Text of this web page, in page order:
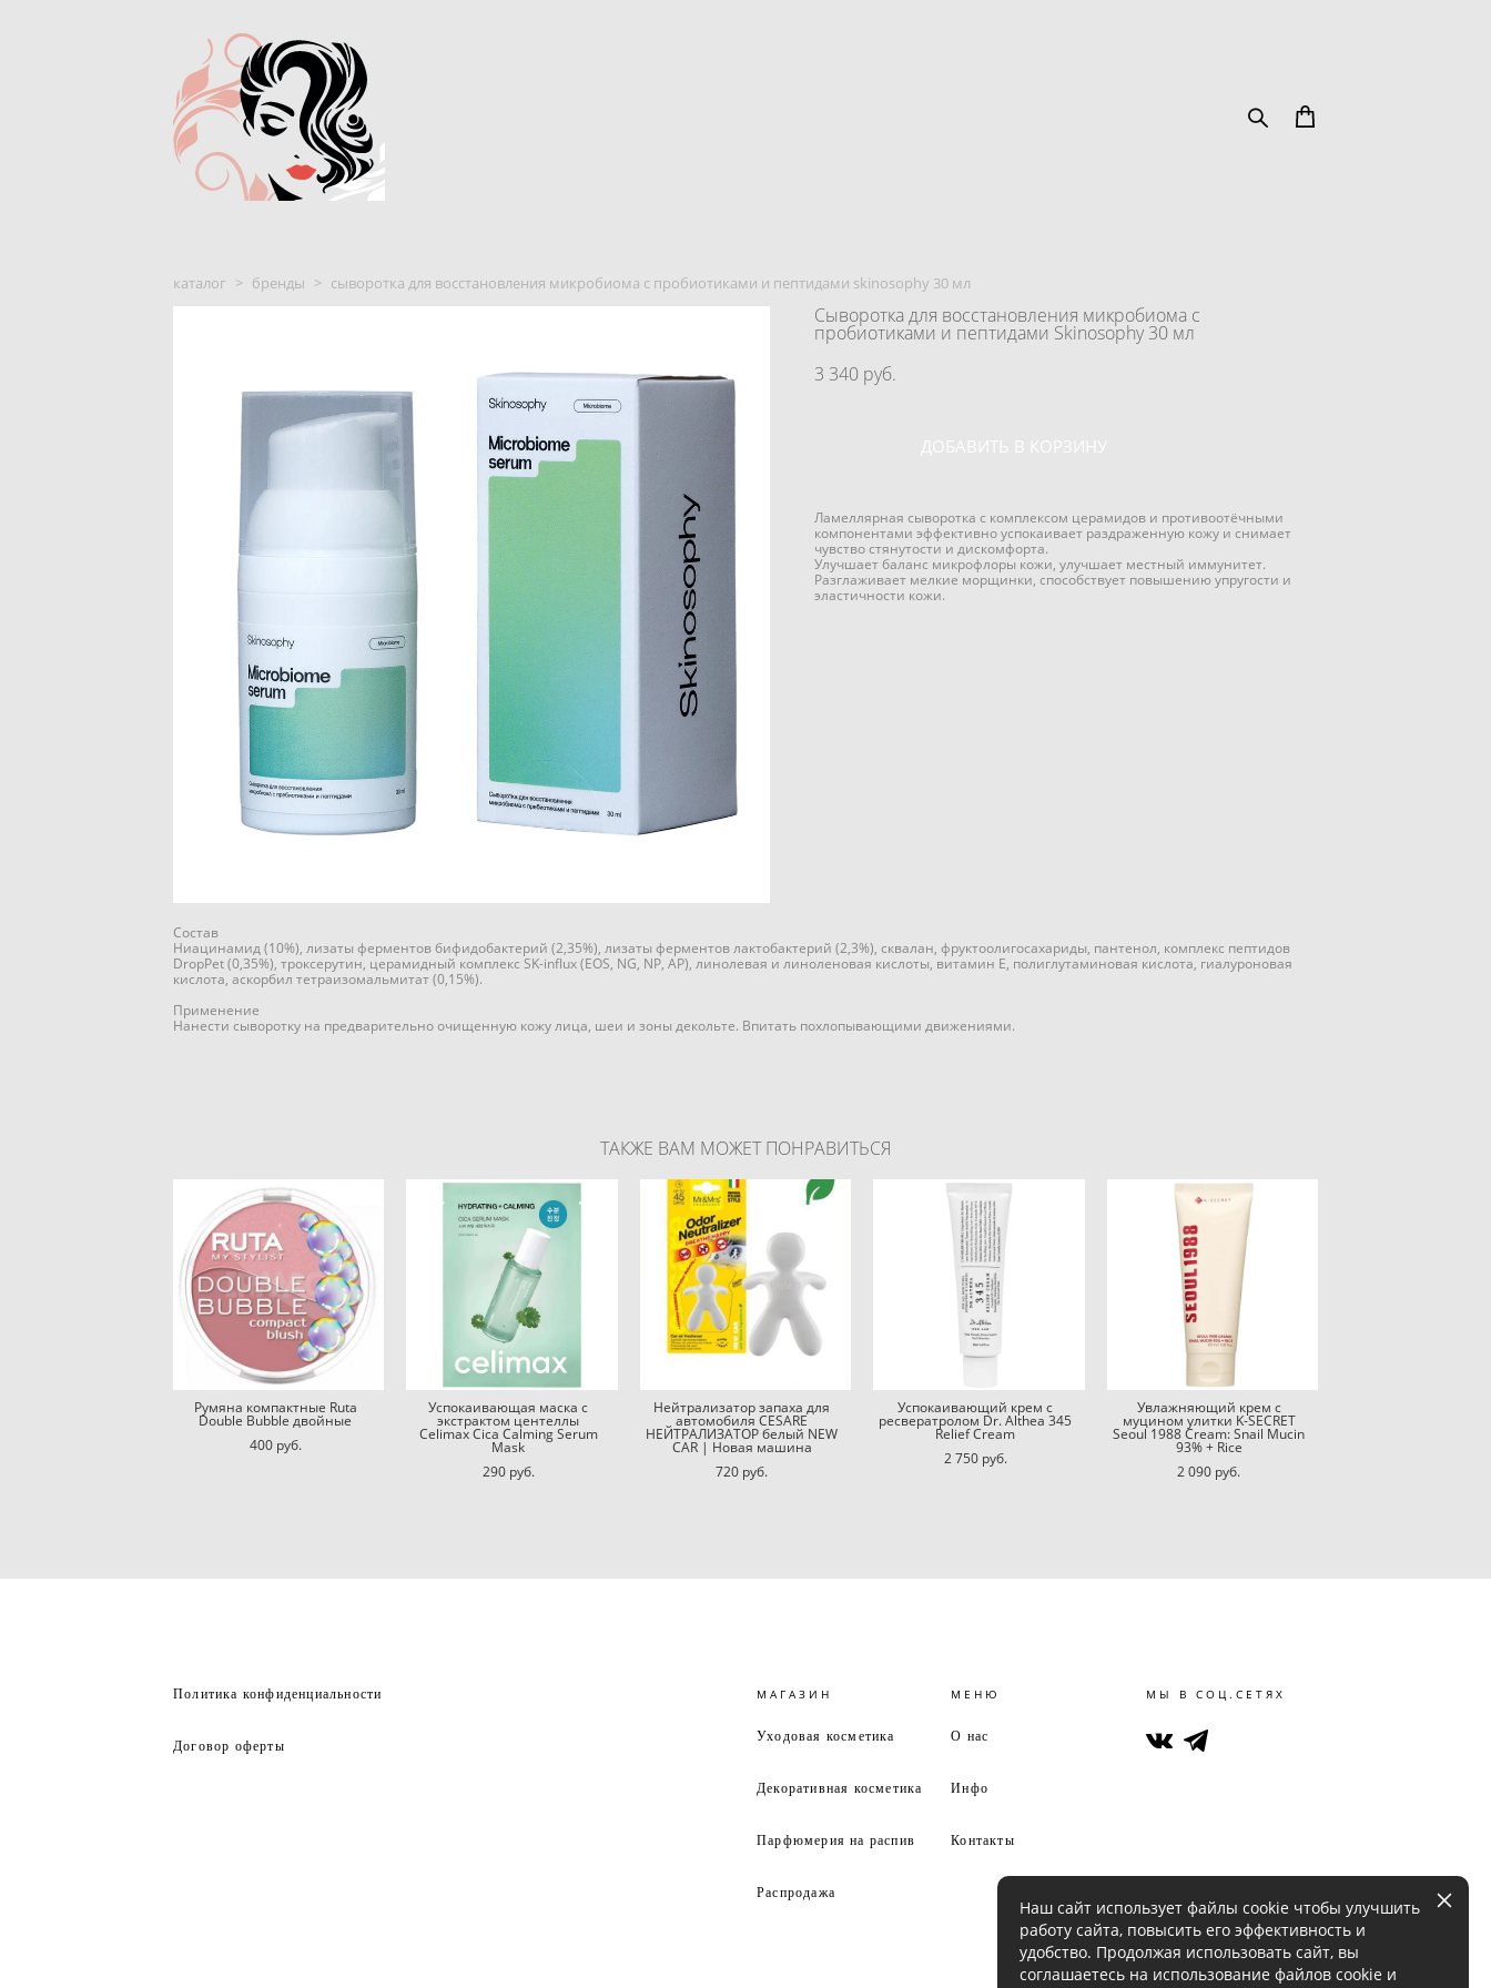
каталог > бренды > сыворотка для восстановления микробиома с пробиотиками и пептидами skinosophy 30 мл
Сыворотка для восстановления микробиома с
пробиотиками и пептидами Skinosophy 30 мл
3 340 pуб.
ДОБАВИТЬ В КОРЗИНУ
Ламеллярная сыворотка с комплексом церамидов и противоотёчными
компонентами эффективно успокаивает раздраженную кожу и снимает
чувство стянутости и дискомфорта.
Улучшает баланс микрофлоры кожи, улучшает местный иммунитет.
Разглаживает мелкие морщинки, способствует повышению упругости и
эластичности кожи.
Состав
Ниацинамид (10%), лизаты ферментов бифидобактерий (2,35%), лизаты ферментов лактобактерий (2,3%), сквалан, фруктоолигосахариды, пантенол, комплекс пептидов
DropPet (0,35%), троксерутин, церамидный комплекс SK-influx (EOS, NG, NP, AP), линолевая и линоленовая кислоты, витамин Е, полиглутаминовая кислота, гиалуроновая
кислота, аскорбил тетраизомальмитат (0,15%).
Применение
Нанести сыворотку на предварительно очищенную кожу лица, шеи и зоны декольте. Впитать похлопывающими движениями.
ТАКЖЕ ВАМ МОЖЕТ ПОНРАВИТЬСЯ
Румяна компактные Ruta
Double Bubble двойные
400 pуб.
Успокаивающая маска с
экстрактом центеллы
Celimax Cica Calming Serum
Mask
290 pуб.
Нейтрализатор запаха для
автомобиля CESARE
НЕЙТРАЛИЗАТОР белый NEW
CAR | Новая машина
720 pуб.
Успокаивающий крем с
ресвератролом Dr. Althea 345
Relief Cream
2 750 pуб.
Увлажняющий крем с
муцином улитки K-SECRET
Seoul 1988 Cream: Snail Mucin
93% + Rice
2 090 pуб.
Политика конфиденциальности
Договор оферты
МАГАЗИН
Уходовая косметика
Декоративная косметика
Парфюмерия на распив
Распродажа
МЕНЮ
О нас
Инфо
Контакты
МЫ В СОЦ.СЕТЯХ
Наш сайт использует файлы cookie чтобы улучшить
работу сайта, повысить его эффективность и
удобство. Продолжая использовать сайт, вы
соглашаетесь на использование файлов cookie и